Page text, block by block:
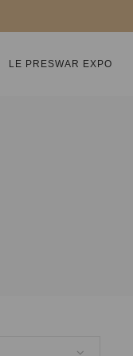
LE PRESWAR EXPO